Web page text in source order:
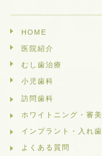
HOME
医院紹介
むし歯治療
小児歯科
訪問歯科
ホワイトニング・審美
インプラント・入れ歯
よくある質問